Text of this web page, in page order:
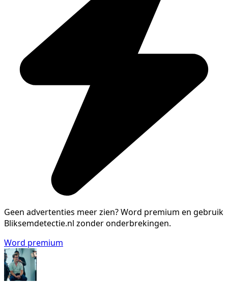
Geen advertenties meer zien?Word premium en gebruik
Bliksemdetectie.nl zonder onderbrekingen.
Word premium